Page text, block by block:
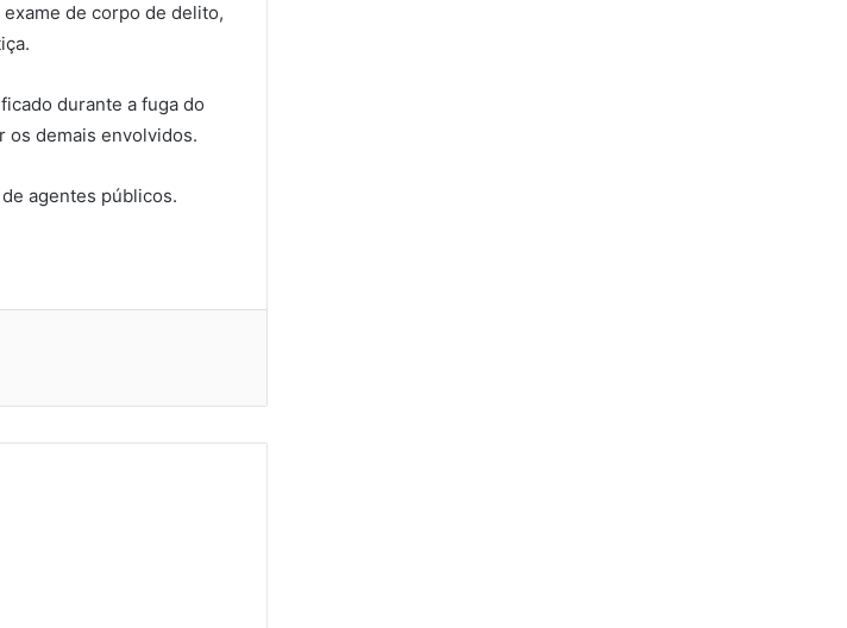
de corpo de delito,
durante a fuga do
os demais envolvidos.
agentes públicos.